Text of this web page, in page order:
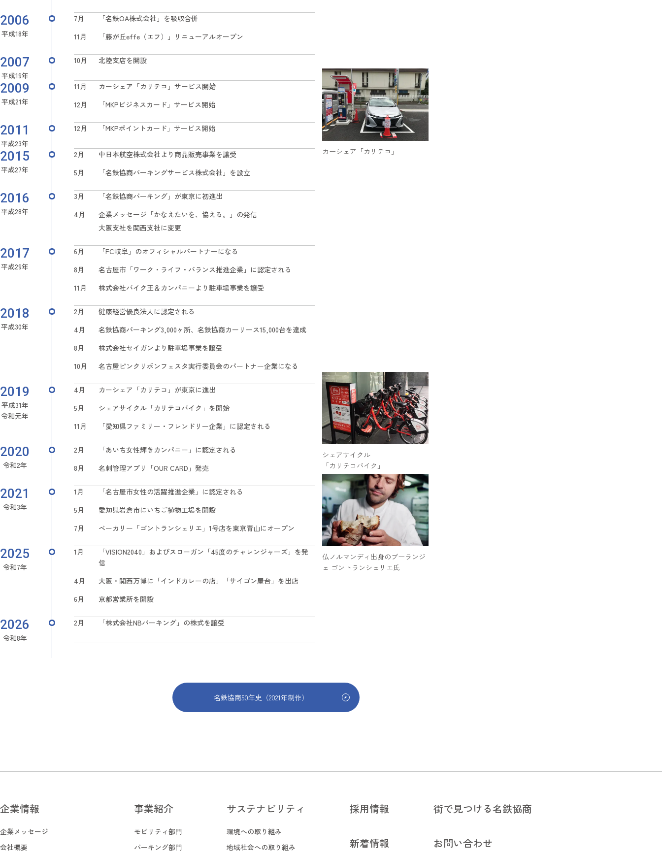
2006
平成18年
7月
「名鉄OA株式会社」を吸収合併
11月
「藤が丘effe（エフ）」リニューアルオープン
2007
平成19年
10月 北陸支店を開設
2009
平成21年
11月
カーシェア「カリテコ」サービス開始
12月
「MKPビジネスカード」サービス開始
カーシェア「カリテコ」
2011
平成23年
12月 「MKPポイントカード」サービス開始
2015
平成27年
2月
中日本航空株式会社より商品販売事業を譲受
5月
「名鉄協商パーキングサービス株式会社」を設立
2016
平成28年
3月
「名鉄協商パーキング」が東京に初進出
4月
企業メッセージ「かなえたいを、協える。」の発信
大阪支社を関西支社に変更
2017
平成29年
6月
「FC岐阜」のオフィシャルパートナーになる
8月
名古屋市「ワーク・ライフ・バランス推進企業」に認定される
11月
株式会社バイク王＆カンパニーより駐車場事業を譲受
2018
平成30年
2月
健康経営優良法人に認定される
4月
名鉄協商パーキング3,000ヶ所、名鉄協商カーリース15,000台を達成
8月
株式会社セイガンより駐車場事業を譲受
10月
名古屋ピンクリボンフェスタ実行委員会のパートナー企業になる
2019
平成31年
令和元年
4月
カーシェア「カリテコ」が東京に進出
5月
シェアサイクル「カリテコバイク」を開始
11月
「愛知県ファミリー・フレンドリー企業」に認定される
シェアサイクル
「カリテコバイク」
2020
令和2年
2月
「あいち女性輝きカンパニー」に認定される
8月
名刺管理アプリ「OUR CARD」発売
2021
令和3年
1月
「名古屋市女性の活躍推進企業」に認定される
5月
愛知県岩倉市にいちご植物工場を開設
7月
ベーカリー「ゴントランシェリエ」1号店を東京青山にオープン
仏ノルマンディ出身のブーランジ
ェ ゴントランシェリエ氏
2025
令和7年
1月
「VISION2040」およびスローガン「45度のチャレンジャーズ」を発
信
4月
大阪・関西万博に「インドカレーの店」「サイゴン屋台」を出店
6月
京都営業所を開設
2026
令和8年
2月 「株式会社NBパーキング」の株式を譲受
名鉄協商50年史（2021年制作）
企業情報
企業メッセージ
企業メッセージ
会社概要
事業紹介
モビリティ部門
モビリティ部門
パーキング部門
サステナビリティ
環境への取り組み
環境への取り組み
地域社会への取り組み
採用情報
新着情報
街で見つける名鉄協商
お問い合わせ